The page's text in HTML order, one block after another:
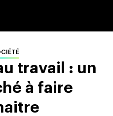
travail : un
à faire